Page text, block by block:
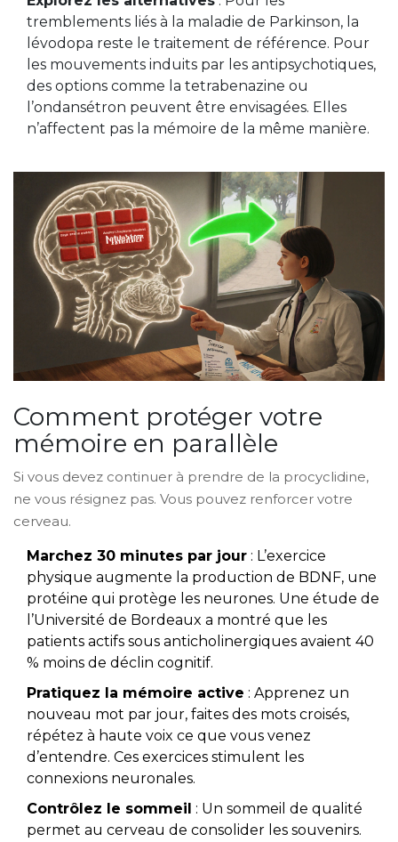
tremblements liés à la maladie de Parkinson, la
lévodopa reste le traitement de référence. Pour
les mouvements induits par les antipsychotiques,
des options comme la tetrabenazine ou
l’ondansétron peuvent être envisagées. Elles
n’affectent pas la mémoire de la même manière.
Comment protéger votre
mémoire en parallèle
Si vous devez continuer à prendre de la procyclidine,
ne vous résignez pas. Vous pouvez renforcer votre
cerveau.
Marchez 30 minutes par jour : L’exercice
physique augmente la production de BDNF, une
protéine qui protège les neurones. Une étude de
l’Université de Bordeaux a montré que les
patients actifs sous anticholinergiques avaient 40
% moins de déclin cognitif.
Pratiquez la mémoire active : Apprenez un
nouveau mot par jour, faites des mots croisés,
répétez à haute voix ce que vous venez
d’entendre. Ces exercices stimulent les
connexions neuronales.
Contrôlez le sommeil : Un sommeil de qualité
permet au cerveau de consolider les souvenirs.